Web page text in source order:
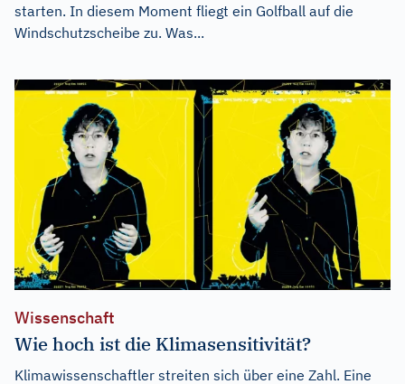
starten. In diesem Moment fliegt ein Golfball auf die
Windschutzscheibe zu. Was...
Wissenschaft
Wie hoch ist die Klimasensitivität?
Klimawissenschaftler streiten sich über eine Zahl. Eine